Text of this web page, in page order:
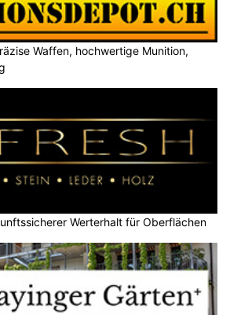
Waffen, hochwertige Munition,
Werterhalt für Oberflächen